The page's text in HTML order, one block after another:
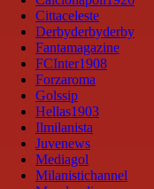
Cittaceleste
Derbyderbyderby
Fantamagazine
FCInter1908
Forzaroma
Golssip
Hellas1903
Ilmilanista
Juvenews
Mediagol
Milanistichannel